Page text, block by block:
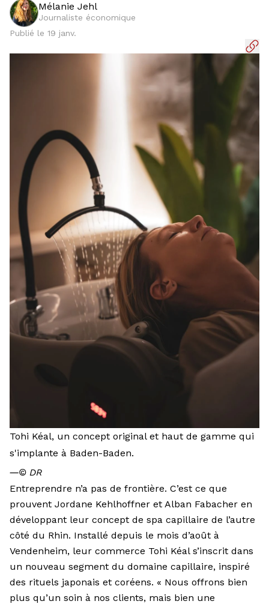
Mélanie Jehl
Journaliste économique
Publié le 19 janv.
Tohi Kéal, un concept original et haut de gamme qui
s'implante à Baden-Baden.
―© DR
Entreprendre n’a pas de frontière. C’est ce que
prouvent Jordane Kehlhoffner et Alban Fabacher en
développant leur concept de spa capillaire de l’autre
côté du Rhin. Installé depuis le mois d’août à
Vendenheim, leur commerce Tohi Kéal s’inscrit dans
un nouveau segment du domaine capillaire, inspiré
des rituels japonais et coréens. « Nous offrons bien
plus qu’un soin à nos clients, mais bien une